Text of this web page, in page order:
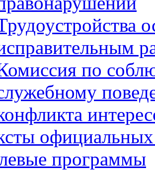
по
программы